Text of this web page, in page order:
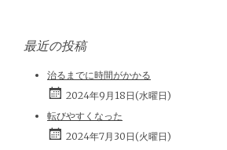
最近の投稿
治るまでに時間がかかる
2024年9月18日(水曜日)
転びやすくなった
2024年7月30日(火曜日)